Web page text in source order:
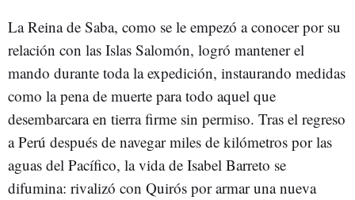
La Reina de Saba, como se le empezó a conocer por su
relación con las Islas Salomón, logró mantener el
mando durante toda la expedición, instaurando medidas
como la pena de muerte para todo aquel que
desembarcara en tierra firme sin permiso. Tras el regreso
a Perú después de navegar miles de kilómetros por las
aguas del Pacífico, la vida de Isabel Barreto se
difumina: rivalizó con Quirós por armar una nueva